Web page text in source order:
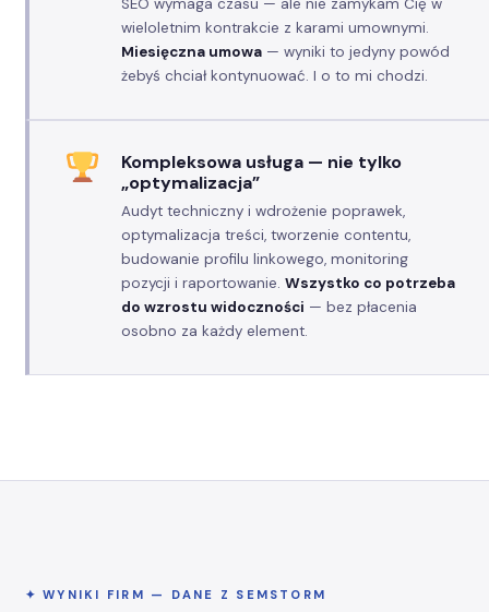
wieloletnim kontrakcie z karami umownymi.
Miesięczna umowa— wyniki to jedyny powód
żebyś chciał kontynuować. I o to mi chodzi.
Kompleksowa usługa — nie tylko
„optymalizacja”
Audyt techniczny i wdrożenie poprawek,
optymalizacja treści, tworzenie contentu,
budowanie profilu linkowego, monitoring
pozycji i raportowanie. Wszystko co potrzeba
do wzrostu widoczności — bez płacenia
osobno za każdy element.
✦ WYNIKI FIRM — DANE Z SEMSTORM